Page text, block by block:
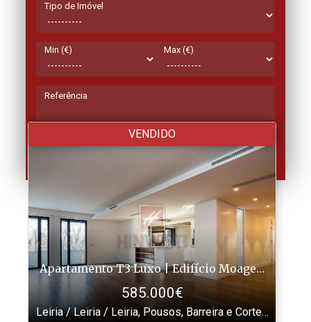
Tipo de Imóvel
Min (€) Max (€)
Referência
Pesquisar
DESTACADOS
VENDIDO
Apartamento T3 Luxo | Edifício Moagem
585.000€
Leiria / Leiria / Leiria, Pousos, Barreira e Cortes •